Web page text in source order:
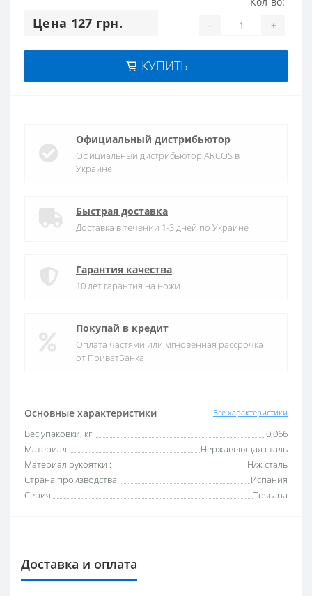
Цена 127 грн. - +
КУПИТЬ
Основные характеристики Все характеристики
Вес упаковки, кг:
0,066
Материал:
Нержавеющая сталь
Материал рукоятки :
Н/ж сталь
Страна производства:
Испания
Серия:
Toscana
Официальный дистрибьютор
Официальный дистрибьютор ARCOS в
Украине
Быстрая доставка
Доставка в течении 1-3 дней по Украине
Гарантия качества
10 лет гарантия на ножи
Покупай в кредит
Оплата частями или мгновенная рассрочка
от ПриватБанка
Доставка и оплата